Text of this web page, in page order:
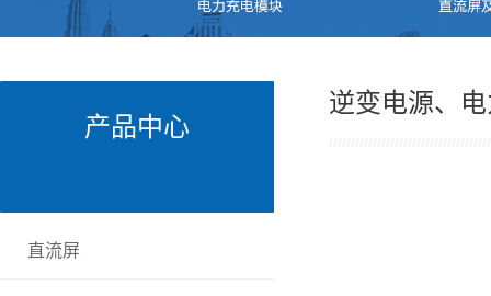
产品中心
直流屏
逆变电源、